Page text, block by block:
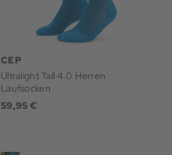
CEP
Ultralight Tall 4.0 Herren
Laufsocken
59,95 €